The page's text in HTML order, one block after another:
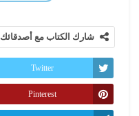
شارك الكتاب مع أصدقائك
Twitter
Pinterest